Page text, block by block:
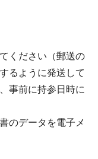
ください（郵送の
るように発送して
事前に持参日時に
のデータを電子メ